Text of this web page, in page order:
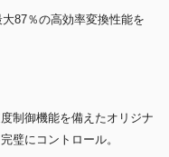
87％の高効率変換性能を
制御機能を備えたオリジナ
璧にコントロール。